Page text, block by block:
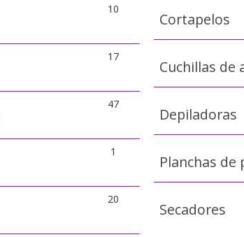
10
17
47
1
20
Cortapelos
Cuchillas de
Depiladoras
Planchas de
Secadores